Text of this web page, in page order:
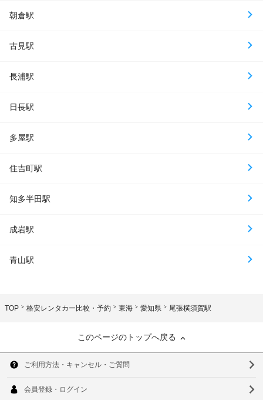
朝倉駅
古見駅
長浦駅
日長駅
多屋駅
住吉町駅
知多半田駅
成岩駅
青山駅
TOP 格安レンタカー比較・予約 東海 愛知県 尾張横須賀駅
このページのトップへ戻る